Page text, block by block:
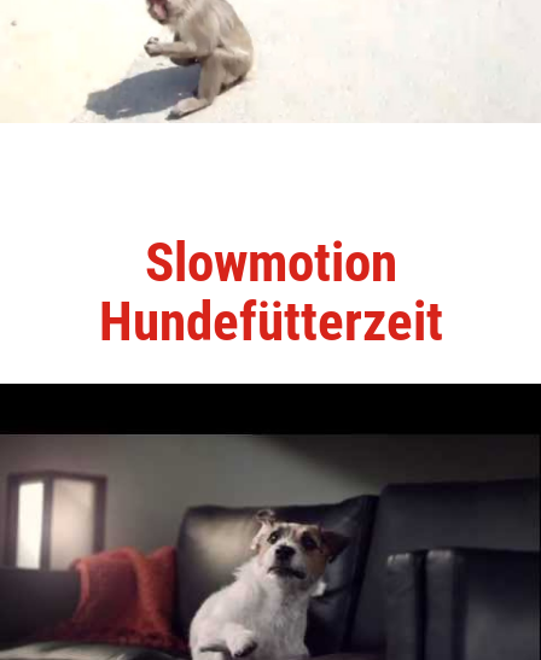
Slowmotion
Hundefütterzeit